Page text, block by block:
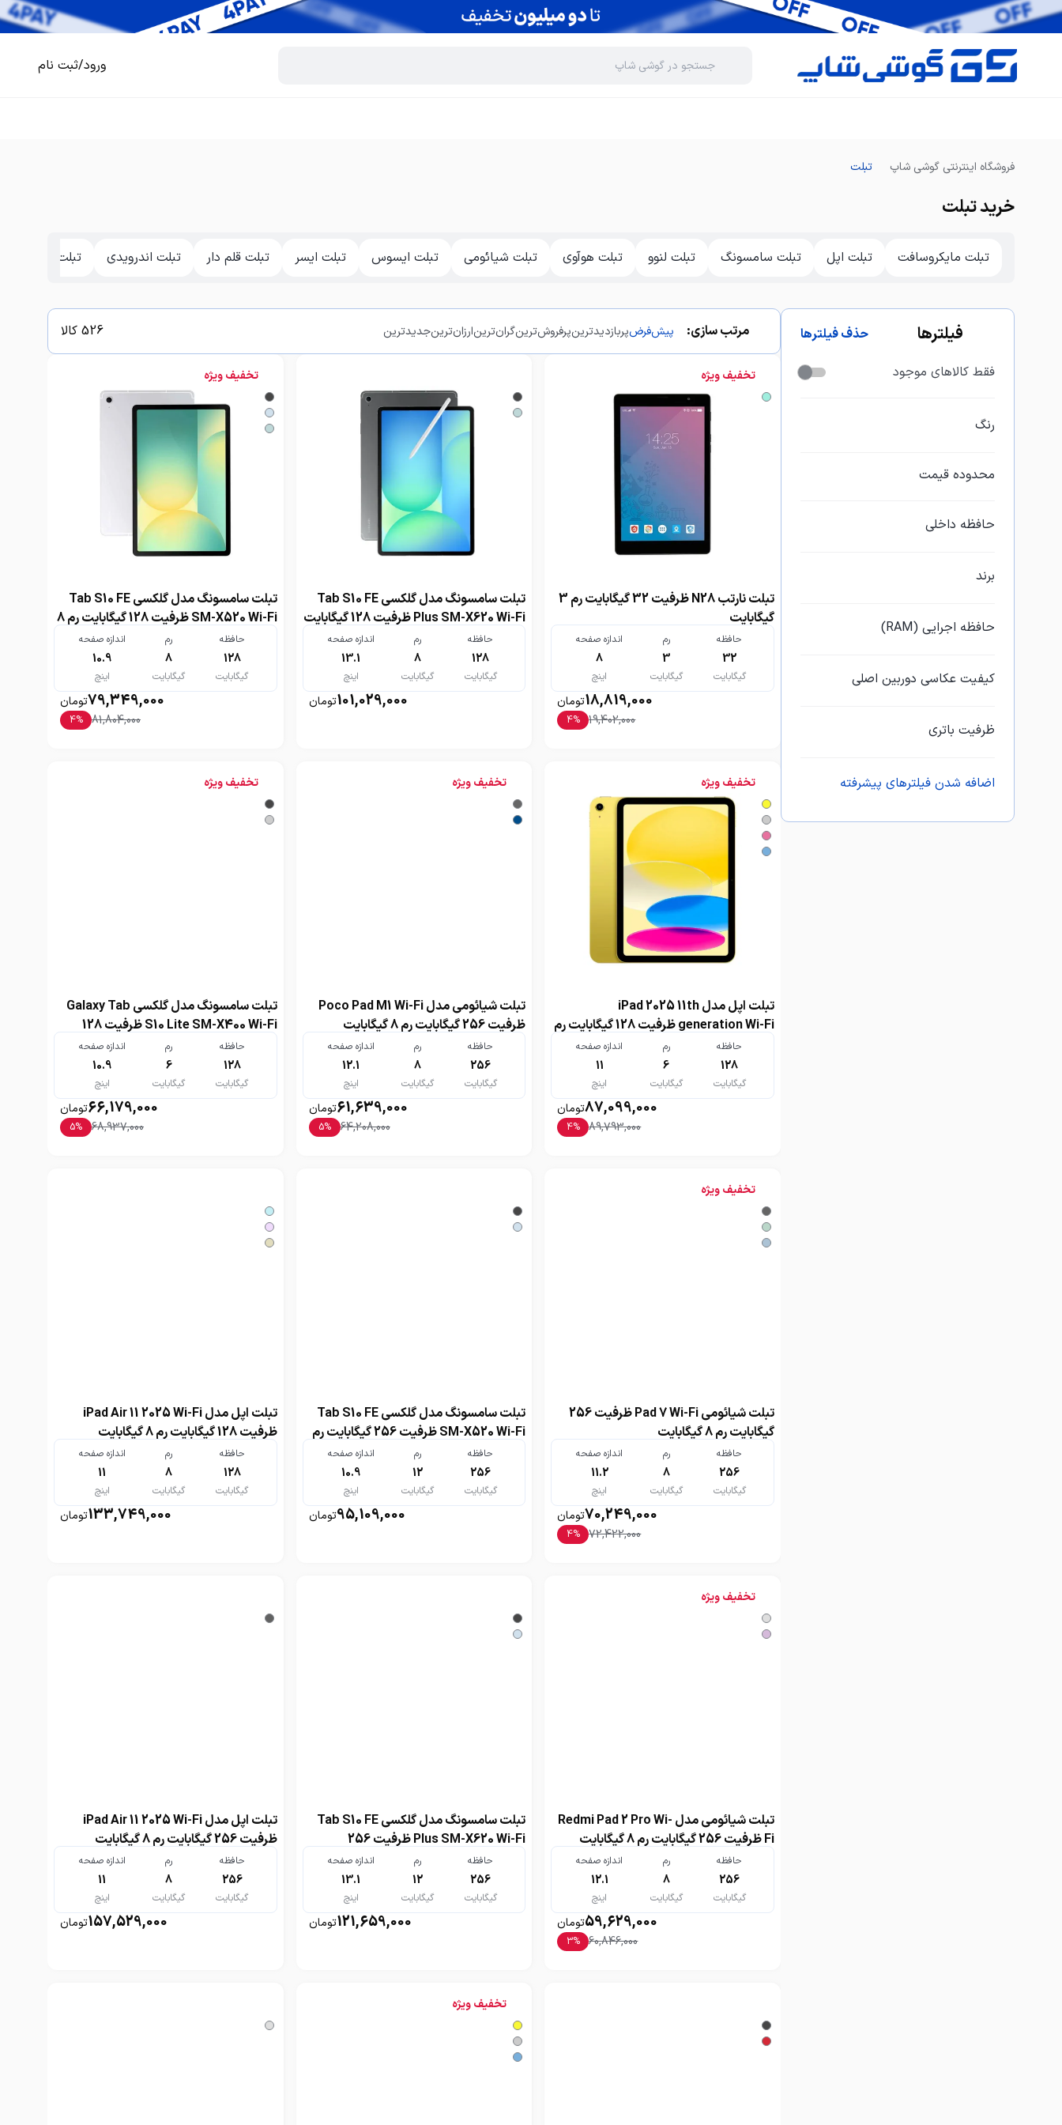
ورود/ثبت نام
فروشگاه اینترنتی گوشی شاپ تبلت
خرید تبلت
تبلت مایکروسافت تبلت اپل تبلت سامسونگ تبلت لنوو تبلت هوآوی تبلت شیائومی تبلت ایسوس تبلت ایسر تبلت قلم دار تبلت اندرویدی تبلت دانش
فیلترها
حذف فیلترها
فقط کالاهای موجود
رنگ
محدوده قیمت
حافظه داخلی
برند
حافظه اجرایی (RAM)
کیفیت عکاسی دوربین اصلی
ظرفیت باتری
اضافه شدن فیلترهای پیشرفته
مرتب سازی: پیش‌فرضپربازدیدترینپرفروش‌ترینگران‌ترینارزان‌ترینجدیدترین 526 کالا
تخفیف ویژه
تبلت نارتب N28 ظرفیت 32 گیگابایت رم 3
گیگابایت
حافظه
32
گیگابایت
رم
3
گیگابایت
اندازه صفحه
8
اینچ
18,819,000تومان
19,402,000
4%
تبلت سامسونگ مدل گلکسی Tab S10 FE
Plus SM-X620 Wi-Fi ظرفیت 128 گیگابایت
حافظه
128
گیگابایت
رم
8
گیگابایت
اندازه صفحه
13.1
اینچ
101,029,000تومان
تخفیف ویژه
تبلت سامسونگ مدل گلکسی Tab S10 FE
SM-X520 Wi-Fi ظرفیت 128 گیگابایت رم 8
گیگابایتحافظه
128
گیگابایت
رم
8
گیگابایت
اندازه صفحه
10.9
اینچ
79,349,000تومان
81,804,000
4%
تخفیف ویژه
تبلت اپل مدل iPad 2025 11th
generation Wi-Fi ظرفیت 128 گیگابایت رم
حافظه
128
گیگابایت
رم
6
گیگابایت
اندازه صفحه
11
اینچ
87,099,000تومان
89,793,000
4%
تخفیف ویژه
تبلت شیائومی مدل Poco Pad M1 Wi-Fi
ظرفیت 256 گیگابایت رم 8 گیگابایت
حافظه
256
گیگابایت
رم
8
گیگابایت
اندازه صفحه
12.1
اینچ
61,639,000تومان
64,208,000
5%
تخفیف ویژه
تبلت سامسونگ مدل گلکسی Galaxy Tab
S10 Lite SM-X400 Wi-Fi ظرفیت 128
گیگابایت رم 6 گیگابایت
حافظه
128
گیگابایت
رم
6
گیگابایت
اندازه صفحه
10.9
اینچ
66,179,000تومان
68,937,000
5%
تخفیف ویژه
تبلت شیائومی Pad 7 Wi-Fi ظرفیت 256
گیگابایت رم 8 گیگابایت
حافظه
256
گیگابایت
رم
8
گیگابایت
اندازه صفحه
11.2
اینچ
70,249,000تومان
72,422,000
4%
تبلت سامسونگ مدل گلکسی Tab S10 FE
SM-X520 Wi-Fi ظرفیت 256 گیگابایت رم
حافظه
256
گیگابایت
رم
12
گیگابایت
اندازه صفحه
10.9
اینچ
95,109,000تومان
تبلت اپل مدل iPad Air 11 2025 Wi-Fi
ظرفیت 128 گیگابایت رم 8 گیگابایت
حافظه
128
گیگابایت
رم
8
گیگابایت
اندازه صفحه
11
اینچ
133,749,000تومان
تخفیف ویژه
تبلت شیائومی مدل Redmi Pad 2 Pro Wi-
Fi ظرفیت 256 گیگابایت رم 8 گیگابایت
حافظه
256
گیگابایت
رم
8
گیگابایت
اندازه صفحه
12.1
اینچ
59,629,000تومان
60,846,000
3%
تبلت سامسونگ مدل گلکسی Tab S10 FE
Plus SM-X620 Wi-Fi ظرفیت 256
گیگابایت رم 12 گیگابایت
حافظه
256
گیگابایت
رم
12
گیگابایت
اندازه صفحه
13.1
اینچ
121,659,000تومان
تبلت اپل مدل iPad Air 11 2025 Wi-Fi
ظرفیت 256 گیگابایت رم 8 گیگابایت
حافظه
256
گیگابایت
رم
8
گیگابایت
اندازه صفحه
11
اینچ
157,529,000تومان
تخفیف ویژه